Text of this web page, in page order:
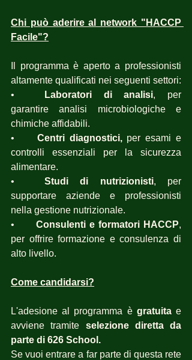
Chi può aderire al network "HACCP
Facile"?
Il programma è aperto a professionisti
altamente qualificati nei seguenti settori:
Laboratori di analisi, per
garantire analisi microbiologiche e
chimiche affidabili.
Centri diagnostici, per esami e
controlli essenziali per la sicurezza
alimentare.
Studi di nutrizionisti, per
supportare aziende e professionisti
nella gestione nutrizionale.
Consulenti e formatori HACCP,
per offrire formazione e consulenza di
alto livello.
Come candidarsi?
L'adesione al programma è gratuita e
avviene tramite selezione diretta da
parte di 626 School.
Se vuoi entrare a far parte di questa rete